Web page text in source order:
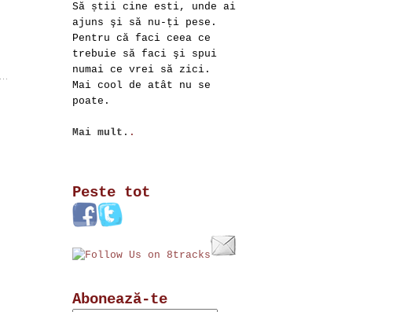
Să știi cine esti, unde ai
ajuns şi să nu-ți pese.
Pentru că faci ceea ce
trebuie să faci şi spui
numai ce vrei să zici.
Mai cool de atât nu se
poate.
Mai mult. .
Peste tot
Abonează-te